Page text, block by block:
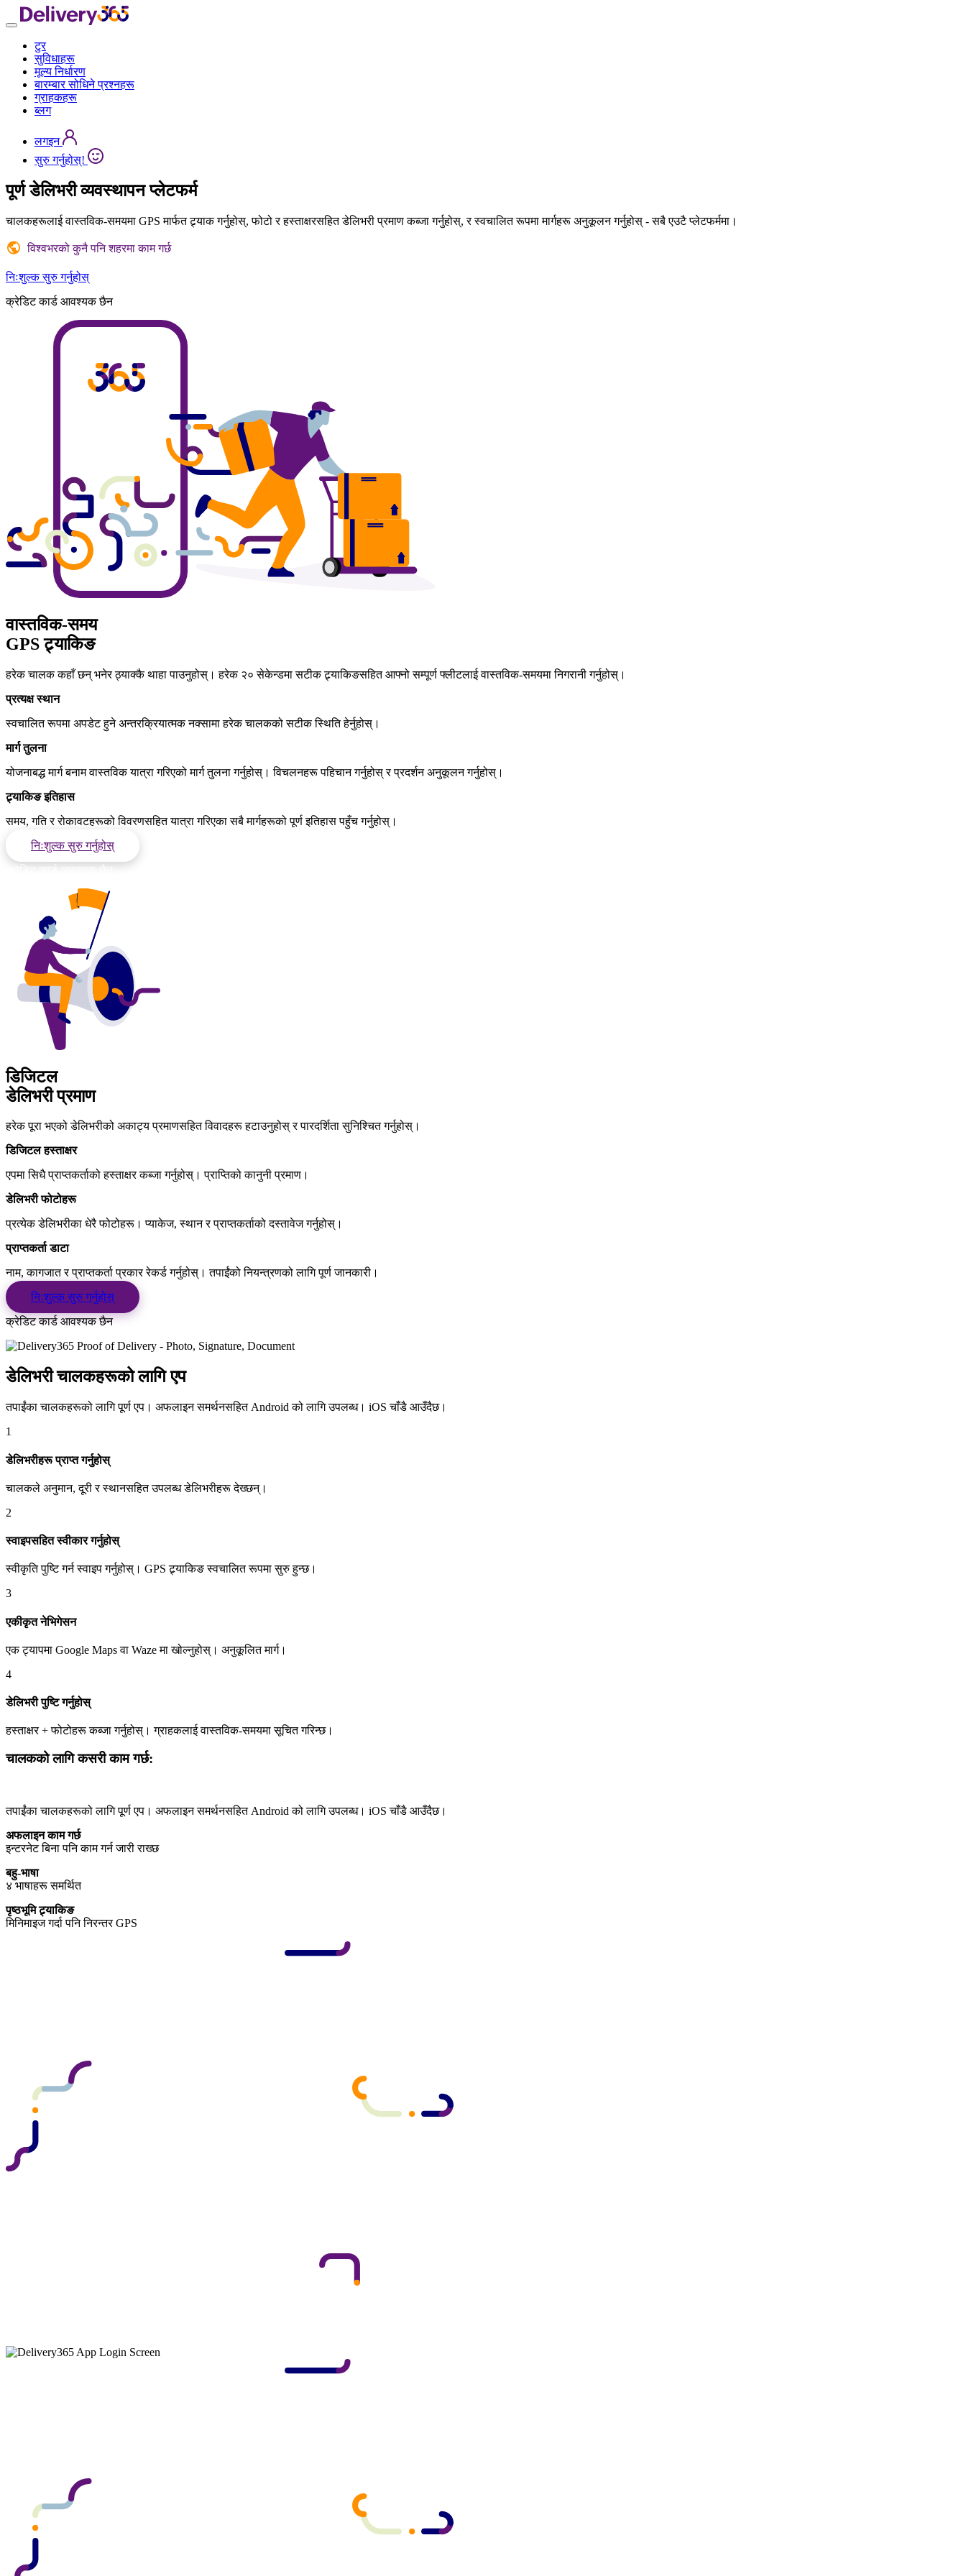
टुर
सुविधाहरू
मूल्य निर्धारण
बारम्बार सोधिने प्रश्नहरू
ग्राहकहरू
ब्लग
लगइन
सुरु गर्नुहोस्!
पूर्णडेलिभरी व्यवस्थापनप्लेटफर्म
चालकहरूलाई वास्तविक-समयमा GPS मार्फत ट्र्याक गर्नुहोस्, फोटो र हस्ताक्षरसहित डेलिभरी प्रमाण कब्जा गर्नुहोस्, र स्वचालित रूपमा मार्गहरू अनुकूलन गर्नुहोस् - सबै एउटै प्लेटफर्ममा।
विश्वभरको कुनै पनि शहरमा काम गर्छ
निःशुल्क सुरु गर्नुहोस्
क्रेडिट कार्ड आवश्यक छैन
वास्तविक-समय
GPS ट्र्याकिङ
हरेक चालक कहाँ छन् भनेर ठ्याक्कै थाहा पाउनुहोस्। हरेक २० सेकेन्डमा सटीक ट्र्याकिङसहित आफ्नो सम्पूर्ण फ्लीटलाई वास्तविक-समयमा निगरानी गर्नुहोस्।
प्रत्यक्ष स्थान
स्वचालित रूपमा अपडेट हुने अन्तरक्रियात्मक नक्सामा हरेक चालकको सटीक स्थिति हेर्नुहोस्।
मार्ग तुलना
योजनाबद्ध मार्ग बनाम वास्तविक यात्रा गरिएको मार्ग तुलना गर्नुहोस्। विचलनहरू पहिचान गर्नुहोस् र प्रदर्शन अनुकूलन गर्नुहोस्।
ट्र्याकिङ इतिहास
समय, गति र रोकावटहरूको विवरणसहित यात्रा गरिएका सबै मार्गहरूको पूर्ण इतिहास पहुँच गर्नुहोस्।
निःशुल्क सुरु गर्नुहोस्
डिजिटल
डेलिभरी प्रमाण
हरेक पूरा भएको डेलिभरीको अकाट्य प्रमाणसहित विवादहरू हटाउनुहोस् र पारदर्शिता सुनिश्चित गर्नुहोस्।
डिजिटल हस्ताक्षर
एपमा सिधै प्राप्तकर्ताको हस्ताक्षर कब्जा गर्नुहोस्। प्राप्तिको कानुनी प्रमाण।
डेलिभरी फोटोहरू
प्रत्येक डेलिभरीका धेरै फोटोहरू। प्याकेज, स्थान र प्राप्तकर्ताको दस्तावेज गर्नुहोस्।
प्राप्तकर्ता डाटा
नाम, कागजात र प्राप्तकर्ता प्रकार रेकर्ड गर्नुहोस्। तपाईंको नियन्त्रणको लागि पूर्ण जानकारी।
निःशुल्क सुरु गर्नुहोस्
क्रेडिट कार्ड आवश्यक छैन
डेलिभरी चालकहरूको लागि एप
तपाईंका चालकहरूको लागि पूर्ण एप। अफलाइन समर्थनसहित Android को लागि उपलब्ध। iOS चाँडै आउँदैछ।
1
डेलिभरीहरू प्राप्त गर्नुहोस्
चालकले अनुमान, दूरी र स्थानसहित उपलब्ध डेलिभरीहरू देख्छन्।
2
स्वाइपसहित स्वीकार गर्नुहोस्
स्वीकृति पुष्टि गर्न स्वाइप गर्नुहोस्। GPS ट्र्याकिङ स्वचालित रूपमा सुरु हुन्छ।
3
एकीकृत नेभिगेसन
एक ट्यापमा Google Maps वा Waze मा खोल्नुहोस्। अनुकूलित मार्ग।
4
डेलिभरी पुष्टि गर्नुहोस्
हस्ताक्षर + फोटोहरू कब्जा गर्नुहोस्। ग्राहकलाई वास्तविक-समयमा सूचित गरिन्छ।
चालकको लागि कसरी काम गर्छ:
तपाईंका चालकहरूको लागि पूर्ण एप। अफलाइन समर्थनसहित Android को लागि उपलब्ध। iOS चाँडै आउँदैछ।
अफलाइन काम गर्छ
इन्टरनेट बिना पनि काम गर्न जारी राख्छ
बहु-भाषा
४ भाषाहरू समर्थित
पृष्ठभूमि ट्र्याकिङ
मिनिमाइज गर्दा पनि निरन्तर GPS